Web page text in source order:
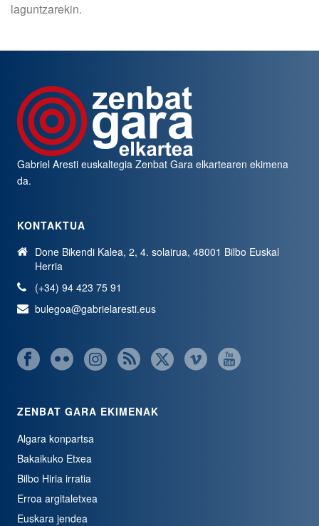
laguntzarekin.
Gabriel Aresti euskaltegiaZenbat Gara elkartearen ekimena
da.
KONTAKTUA
Done Bikendi Kalea, 2, 4. solairua, 48001 Bilbo Euskal
Herria
(+34) 94 423 75 91
bulegoa@gabrielaresti.eus
ZENBAT GARA EKIMENAK
Algara konpartsa
Bakaikuko Etxea
Bilbo Hiria irratia
Erroa argitaletxea
Euskara jendea